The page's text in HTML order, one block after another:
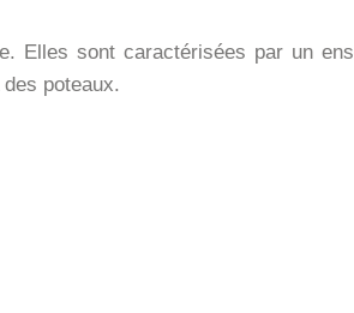
Elles sont caractérisées par un
poteaux.